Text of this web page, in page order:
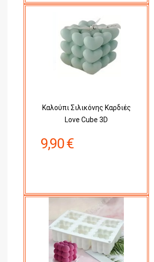
Καλούπι Σιλικόνης Καρδιές
Love Cube 3D
9,90 €